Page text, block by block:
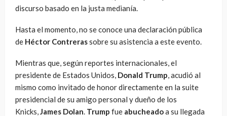
discurso basado en la justa medianía.
Hasta el momento, no se conoce una declaración pública
de Héctor Contrerassobre su asistencia a este evento.
Mientras que, según reportes internacionales, el
presidente de Estados Unidos, Donald Trump, acudió al
mismo como invitado de honor directamente en la suite
presidencial de su amigo personal y dueño de los
Knicks,James Dolan. Trump fue abucheadoa su llegada